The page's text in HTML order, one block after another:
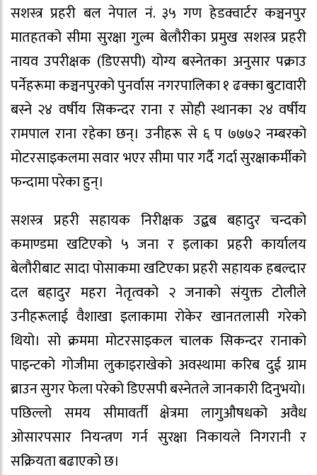
सशस्त्र प्रहरी बल नेपाल नं. ३५ गण हेडक्वार्टर कञ्चनपुर
मातहतको सीमा सुरक्षा गुल्म बेलौरीका प्रमुख सशस्त्र प्रहरी
नायव उपरीक्षक (डिएसपी) योग्य बस्नेतका अनुसार पक्राउ
पर्नेहरूमा कञ्चनपुरको पुनर्वास नगरपालिका १ ढक्का बुटावारी
बस्ने २४ वर्षीय सिकन्दर राना र सोही स्थानका २४ वर्षीय
रामपाल राना रहेका छन्। उनीहरू से ६ प ७७७२ नम्बरको
मोटरसाइकलमा सवार भएर सीमा पार गर्दै गर्दा सुरक्षाकर्मीको
फन्दामा परेका हुन्।
सशस्त्र प्रहरी सहायक निरीक्षक उद्बब बहादुर चन्दको
कमाण्डमा खटिएको ५ जना र इलाका प्रहरी कार्यालय
बेलौरीबाट सादा पोसाकमा खटिएका प्रहरी सहायक हबल्दार
दल बहादुर महरा नेतृत्वको २ जनाको संयुक्त टोलीले
उनीहरूलाई वैशाखा इलाकामा रोकेर खानतलासी गरेको
थियो। सो क्रममा मोटरसाइकल चालक सिकन्दर रानाको
पाइन्टको गोजीमा लुकाइराखेको अवस्थामा करिब दुई ग्राम
ब्राउन सुगर फेला परेको डिएसपी बस्नेतले जानकारी दिनुभयो।
पछिल्लो समय सीमावर्ती क्षेत्रमा लागुऔषधको अवैध
ओसारपसार नियन्त्रण गर्न सुरक्षा निकायले निगरानी र
सक्रियता बढाएको छ।